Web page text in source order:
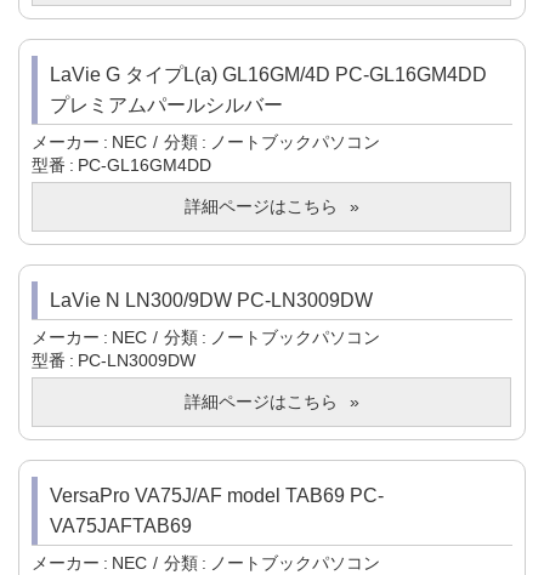
LaVie G タイプL(a) GL16GM/4D PC-GL16GM4DD
プレミアムパールシルバー
メーカー NEC 分類
ノートブックパソコン
型番
PC-GL16GM4DD
詳細ページはこちら
LaVie N LN300/9DW PC-LN3009DW
メーカー NEC 分類
ノートブックパソコン
型番
PC-LN3009DW
詳細ページはこちら
VersaPro VA75J/AF model TAB69 PC-
VA75JAFTAB69
メーカー NEC 分類
ノートブックパソコン